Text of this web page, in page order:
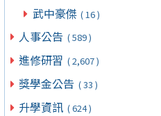
武中豪傑 ( 16 )
人事公告 ( 589 )
進修研習 ( 2,607 )
獎學金公告 ( 33 )
升學資訊 ( 624 )